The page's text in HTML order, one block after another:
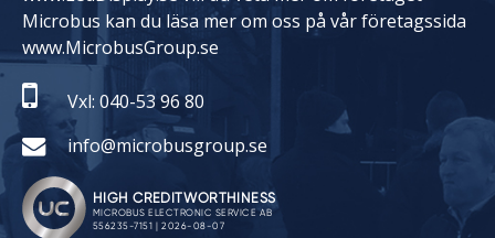
Microbus kan du läsa mer om oss på vår företagssida
www.MicrobusGroup.se
Vxl: 040-53 96 80
info@microbusgroup.se